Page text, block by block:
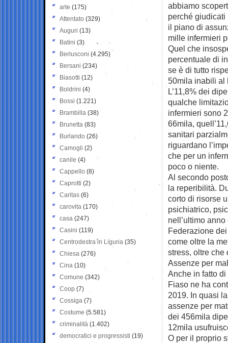
abbiamo
perché
il piano di
mille infermieri
Quel che
percentuale di
se è di tutto
50mila inabili al
L’11,8% dei
qualche
infermieri sono
66mila,
sanitari
riguardano
che per un
poco o niente.
Al secondo
la reperibilità.
corto di risorse
psichiatrico,
nell’ultimo
Federazione
come oltre la
stress, oltre che
Assenze per
Anche in fatto
Fiaso ne ha
2019. In quasi
assenze per
dei 456mila
12mila
O per il proprio
arte (175)
Attentato (329)
Auguri (13)
Batini (3)
Berlusconi (4.295)
Bersani (234)
Biasotti (12)
Boldrini (4)
Bossi (1.221)
Brambilla (38)
Brunetta (83)
Burlando (26)
Camogli (2)
canile (4)
Cappello (8)
Caprotti (2)
Caritas (6)
carovita (170)
casa (247)
Casini (119)
Centrodestra in Liguria (35)
Chiesa (276)
Cina (10)
Comune (342)
Coop (7)
Cossiga (7)
Costume (5.581)
criminalità (1.402)
democratici e progressisti (19)